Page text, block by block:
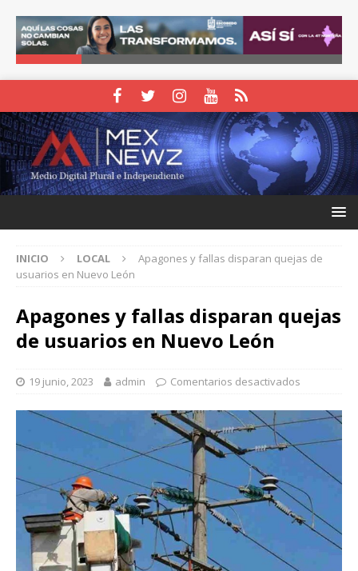
INICIO LOCAL
Apagones y fallas disparan quejas de
usuarios en Nuevo León
Apagones y fallas disparan quejas
de usuarios en Nuevo León
19 junio, 2023 admin Comentarios desactivados